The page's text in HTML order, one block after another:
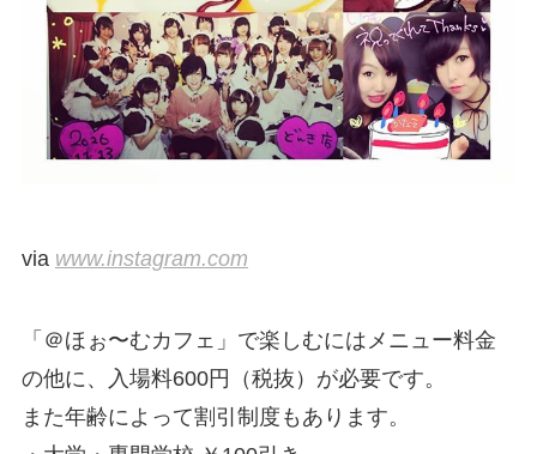
via www.instagram.com
「＠ほぉ〜むカフェ」で楽しむにはメニュー料金
の他に、入場料600円（税抜）が必要です。
また年齢によって割引制度もあります。